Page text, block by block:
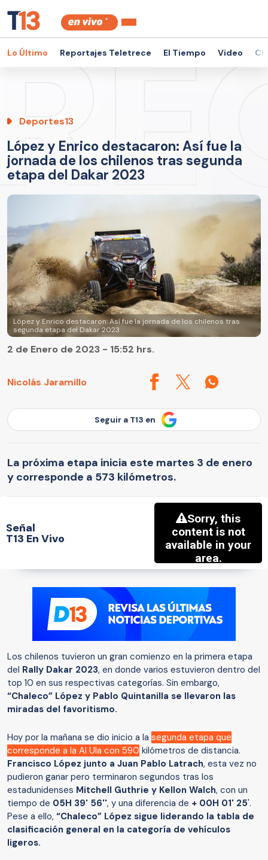
Lo Último Reportajes Teletrece El Tiempo Video
Deportes13
López y Enrico destacaron: Así fue la
jornada de los chilenos tras segunda
etapa del Dakar 2023
López y Enrico destacaron: Así fue la jornada de los chilenos tras
segunda etapa del Dakar 2023
Nicolás Jaramillo
2 de Enero de 2023 - 15:52 hrs.
Seguir a T13 en
La próxima etapa inicia este martes 3 de enero
y corresponde a 573 kilómetros.
Señal
T13 En Vivo
Los chilenos tuvieron un gran comienzo en la primera etapa
del Rally Dakar 2023, en donde varios estuvieron dentro del
top 10 en sus respectivas categorías. Sin embargo,
“Chaleco” López y Pablo Quintanilla se llevaron las
miradas del favoritismo.
Hoy por la mañana se dio inicio a la segunda etapa que
corresponde a la Al Ula con 590 kilómetros de distancia.
Francisco López junto a Juan Pablo Latrach, esta vez no
pudieron ganar pero terminaron segundos tras los
estadunidenses Mitchell Guthrie y Kellon Walch, con un
tiempo de 05H 39' 56'', y una diferencia de + 00H 01' 25'.
Pese a ello, “Chaleco” López sigue liderando la tabla de
clasificación general en la categoría de vehículos
ligeros.